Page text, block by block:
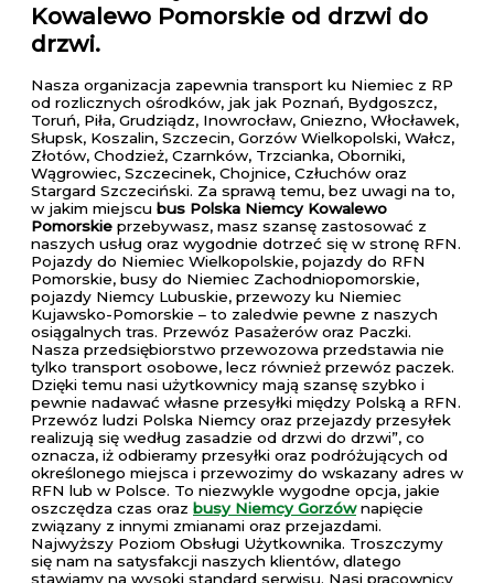
Kowalewo Pomorskie od drzwi do
drzwi.
Nasza organizacja zapewnia transport ku Niemiec z RP
od rozlicznych ośrodków, jak jak Poznań, Bydgoszcz,
Toruń, Piła, Grudziądz, Inowrocław, Gniezno, Włocławek,
Słupsk, Koszalin, Szczecin, Gorzów Wielkopolski, Wałcz,
Złotów, Chodzież, Czarnków, Trzcianka, Oborniki,
Wągrowiec, Szczecinek, Chojnice, Człuchów oraz
Stargard Szczeciński. Za sprawą temu, bez uwagi na to,
w jakim miejscu bus Polska Niemcy Kowalewo
Pomorskie przebywasz, masz szansę zastosować z
naszych usług oraz wygodnie dotrzeć się w stronę RFN.
Pojazdy do Niemiec Wielkopolskie, pojazdy do RFN
Pomorskie, busy do Niemiec Zachodniopomorskie,
pojazdy Niemcy Lubuskie, przewozy ku Niemiec
Kujawsko-Pomorskie – to zaledwie pewne z naszych
osiągalnych tras. Przewóz Pasażerów oraz Paczki.
Nasza przedsiębiorstwo przewozowa przedstawia nie
tylko transport osobowe, lecz również przewóz paczek.
Dzięki temu nasi użytkownicy mają szansę szybko i
pewnie nadawać własne przesyłki między Polską a RFN.
Przewóz ludzi Polska Niemcy oraz przejazdy przesyłek
realizują się według zasadzie od drzwi do drzwi”, co
oznacza, iż odbieramy przesyłki oraz podróżujących od
określonego miejsca i przewozimy do wskazany adres w
RFN lub w Polsce. To niezwykle wygodne opcja, jakie
oszczędza czas oraz busy Niemcy Gorzównapięcie
związany z innymi zmianami oraz przejazdami.
Najwyższy Poziom Obsługi Użytkownika. Troszczymy
się nam na satysfakcji naszych klientów, dlatego
stawiamy na wysoki standard serwisu. Nasi pracownicy